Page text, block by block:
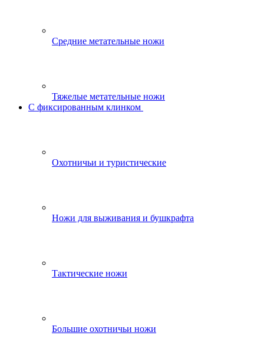
Средние метательные ножи
Тяжелые метательные ножи
С фиксированным клинком
Охотничьи и туристические
Ножи для выживания и бушкрафта
Тактические ножи
Большие охотничьи ножи